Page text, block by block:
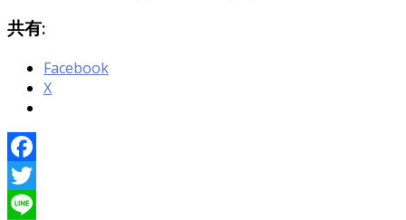
共有:
Facebook
X
Facebook
Twitter